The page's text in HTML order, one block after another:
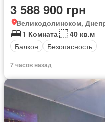
3 588 900 грн
Великодолинском,
1 Комната
40 кв.м
Балкон
Безопасность
7 часов назад